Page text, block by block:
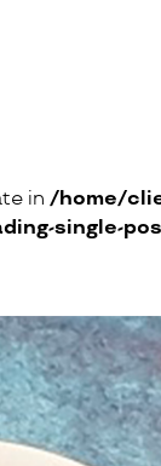
in /home/
single-